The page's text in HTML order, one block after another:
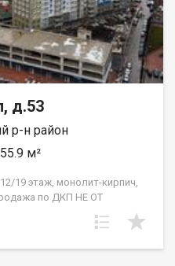
д.53
р-н район
м²
19 этаж, монолит-кирпич,
по ДКП НЕ ОТ